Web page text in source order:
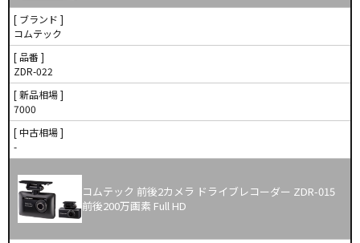
[ ブランド ]
コムテック
[ 品番 ]
ZDR-022
[ 新品相場 ]
7000
[ 中古相場 ]
-
コムテック 前後2カメラ ドライブレコーダー ZDR-015
前後200万画素 Full HD